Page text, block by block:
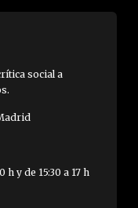
social a
y de 15:30 a 17 h